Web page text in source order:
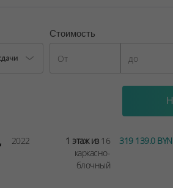
Стоимость
2022 1 этаж из16
каркасно-
блочный
319 139.0 BYN